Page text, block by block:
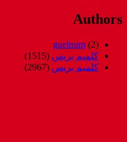
Authors
guelmim (2)
كلميم بريس (1515)
كلميم بريس (2967)